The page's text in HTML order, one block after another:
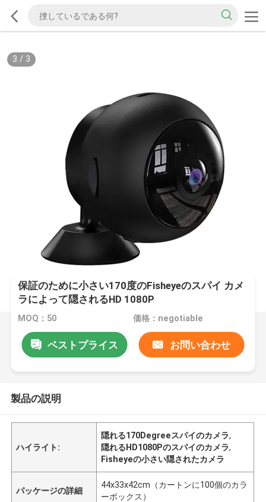
3 / 3
保証のために小さい170度のFisheyeのスパイ カメ
ラによって隠されるHD 1080P
MOQ：50 価格：negotiable
ベストプライス お問い合わせ
製品の説明
ハイライト:
隠れる170Degreeスパイのカメラ,
隠れるHD1080Pのスパイのカメラ,
Fisheyeの小さい隠されたカメラ
パッケージの詳細
44x33x42cm（カートンに100個のカラ
ーボックス）